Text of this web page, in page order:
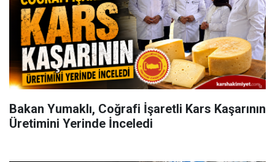
Bakan Yumaklı, Coğrafi İşaretli Kars Kaşarının
Üretimini Yerinde İnceledi